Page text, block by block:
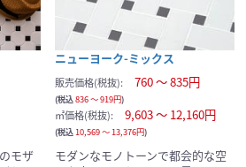
モザ
ニューヨーク-ミックス
販売価格(税抜): 760 ～ 835円
(税込836 ～ 919円)
㎡価格(税抜): 9,603 ～ 12,160円
(税込10,569 ～ 13,376円)
モダンなモノトーンで都会的な空
プルの選択を続ける
プルカートへ進む